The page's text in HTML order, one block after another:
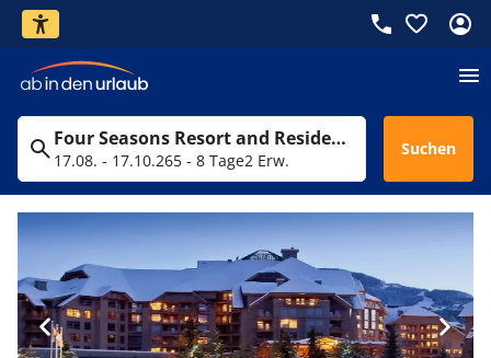
Four Seasons Resort and Residences Whistler
17.08. - 17.10.265 - 8 Tage2 Erw.
Suchen